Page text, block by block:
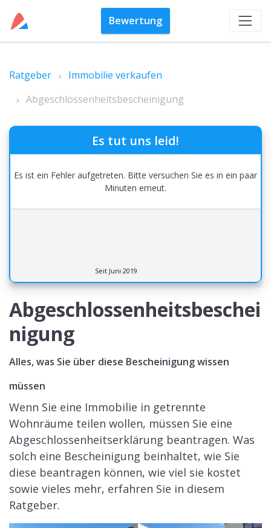
Bewertung
Ratgeber
Immobilie verkaufen
Abgeschlossenheitsbescheinigung
Abgeschlossenheitsbeschei
nigung
Alles, was Sie über diese Bescheinigung wissen
müssen
Wenn Sie eine Immobilie in getrennte
Wohnräume teilen wollen, müssen Sie eine
Abgeschlossenheitserklärung beantragen. Was
solch eine Bescheinigung beinhaltet, wie Sie
diese beantragen können, wie viel sie kostet
sowie vieles mehr, erfahren Sie in diesem
Ratgeber.
Es tut uns leid!
Es ist ein Fehler aufgetreten. Bitte versuchen Sie es in ein paar
Minuten erneut.
Seit Juni 2019